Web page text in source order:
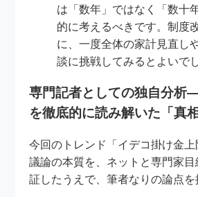
は「数年」ではなく「数十
的に考えるべきです。制度
に、一度全体の家計見直し
談に挑戦してみるとよいで
専門記者としての独自分
を徹底的に読み解いた「真相
今回のトレンド「イデコ掛け金上
議論の本質を、ネットと専門家
証したうえで、筆者なりの論点を